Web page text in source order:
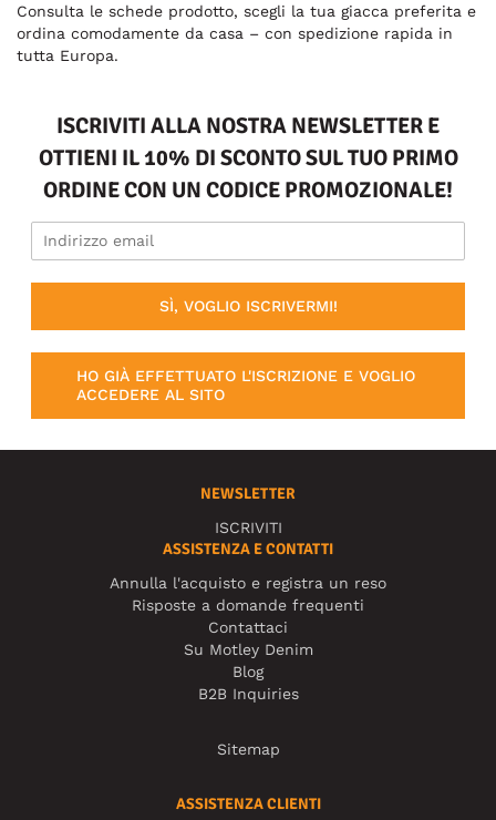
Consulta le schede prodotto, scegli la tua giacca preferita e
ordina comodamente da casa – con spedizione rapida in
tutta Europa.
ISCRIVITI ALLA NOSTRA NEWSLETTER E
OTTIENI IL 10% DI SCONTO SUL TUO PRIMO
ORDINE CON UN CODICE PROMOZIONALE!
SÌ, VOGLIO ISCRIVERMI!
HO GIÀ EFFETTUATO L'ISCRIZIONE E VOGLIO
ACCEDERE AL SITO
NEWSLETTER
ISCRIVITI
ASSISTENZA E CONTATTI
Annulla l'acquisto e registra un reso
Risposte a domande frequenti
Contattaci
Su Motley Denim
Blog
B2B Inquiries
Sitemap
ASSISTENZA CLIENTI